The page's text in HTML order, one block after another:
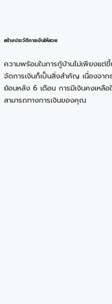
สร้างประวัติการเงินให้สวย
ความพร้อมในการกู้บ้านไม่เพียงแต่
จัดการเงินก็เป็นสิ่งสำคัญ เนื่องจา
ย้อนหลัง 6 เดือน การมีเงินคงเหลื
สามารถทางการเงินของคุณ